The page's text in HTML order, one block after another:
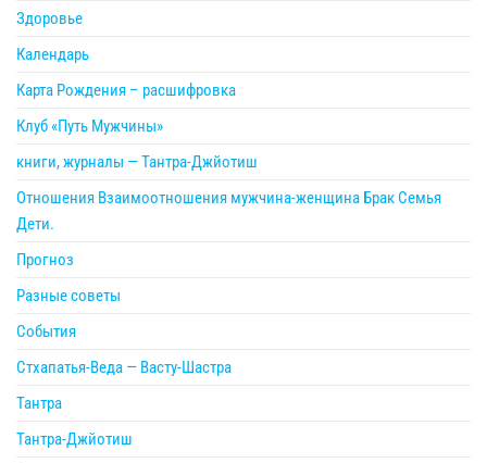
Здоровье
Календарь
Карта Рождения – расшифровка
Клуб «Путь Мужчины»
книги, журналы — Тантра-Джйотиш
Отношения Взаимоотношения мужчина-женщина Брак Семья
Дети.
Прогноз
Разные советы
События
Стхапатья-Веда — Васту-Шастра
Тантра
Тантра-Джйотиш